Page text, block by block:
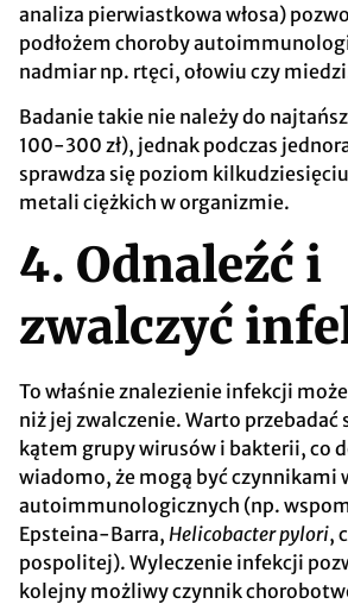
analiza pierwiastkowa włosa)
podłożem choroby
nadmiar np. rtęci, ołowiu czy
Badanie takie nie należy do
100-300 zł), jednak podczas
sprawdza się poziom
metali ciężkich w organizmie.
4. Odnaleźć i
zwalczyć
To właśnie znalezienie infekcji
niż jej zwalczenie. Warto przebadać
kątem grupy wirusów i bakterii, co
wiadomo, że mogą być czynnikami
autoimmunologicznych (np.
Epsteina-Barra, Helicobacter pylori,
pospolitej). Wyleczenie infekcji
kolejny możliwy czynnik